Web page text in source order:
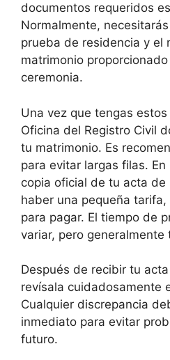
documentos requeridos
Normalmente,
prueba de residencia y el
matrimonio
ceremonia.
Una vez que tengas
Oficina del Registro Civil
tu matrimonio. Es
para evitar largas filas.
copia oficial de tu acta de
haber una pequeña
para pagar. El tiempo de
variar, pero generalmente
Después de recibir tu
revísala cuidadosamente
Cualquier discrepancia
inmediato para evitar
futuro.